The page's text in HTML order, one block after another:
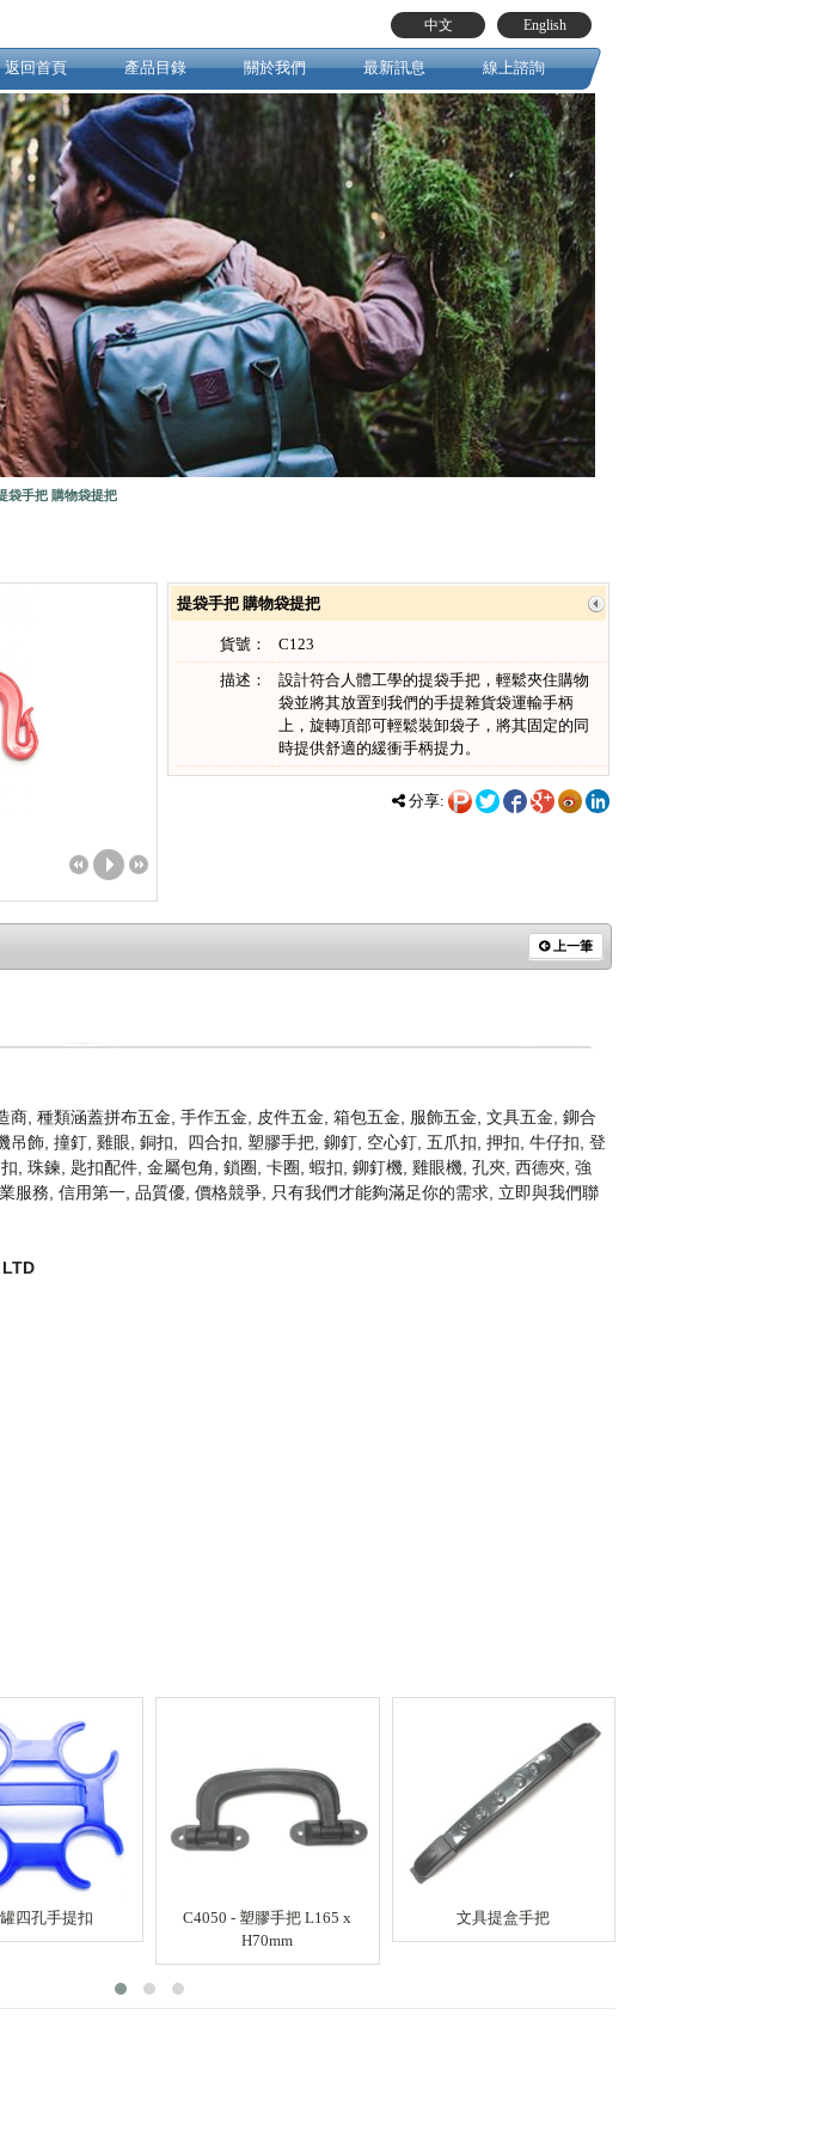
English
中文
返回首頁 產品目錄 關於我們 最新訊息 線上諮詢
袋手把 購物袋提把
提袋手把 購物袋提把
貨號：
C123
描述：
設計符合人體工學的提袋手把，輕鬆夾住購物
袋並將其放置到我們的手提雜貨袋運輸手柄
上，旋轉頂部可輕鬆裝卸袋子，將其固定的同
時提供舒適的緩衝手柄提力。
分享:
上一筆
商, 種類涵蓋拼布五金, 手作五金, 皮件五金, 箱包五金, 服飾五金, 文具五金, 鉚合
吊飾, 撞釘, 雞眼, 銅扣, 四合扣, 塑膠手把, 鉚釘, 空心釘, 五爪扣, 押扣, 牛仔扣, 登
, 珠鍊, 匙扣配件, 金屬包角, 鎖圈, 卡圈, 蝦扣, 鉚釘機, 雞眼機, 孔夾, 西德夾, 強
服務, 信用第一, 品質優, 價格競爭, 只有我們才能夠滿足你的需求, 立即與我們聯
四孔手提扣
C4050 - 塑膠手把 L165 x
H70mm
文具提盒手把